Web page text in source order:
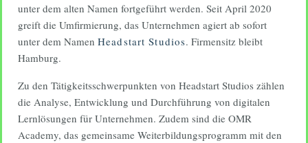
unter dem alten Namen fortgeführt werden. Seit April 2020
greift die Umfirmierung, das Unternehmen agiert ab sofort
unter dem Namen Headstart Studios. Firmensitz bleibt
Hamburg.
Zu den Tätigkeitsschwerpunkten von Headstart Studios zählen
die Analyse, Entwicklung und Durchführung von digitalen
Lernlösungen für Unternehmen. Zudem sind die OMR
Academy, das gemeinsame Weiterbildungsprogramm mit den